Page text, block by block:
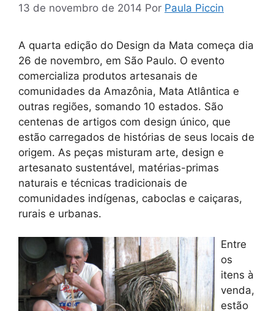
13 de novembro de 2014 Por Paula Piccin
A quarta edição do Design da Mata começa dia
26 de novembro, em São Paulo. O evento
comercializa produtos artesanais de
comunidades da Amazônia, Mata Atlântica e
outras regiões, somando 10 estados. São
centenas de artigos com design único, que
estão carregados de histórias de seus locais de
origem. As peças misturam arte, design e
artesanato sustentável, matérias-primas
naturais e técnicas tradicionais de
comunidades indígenas, caboclas e caiçaras,
rurais e urbanas.
Entre
os
itens à
venda,
estão